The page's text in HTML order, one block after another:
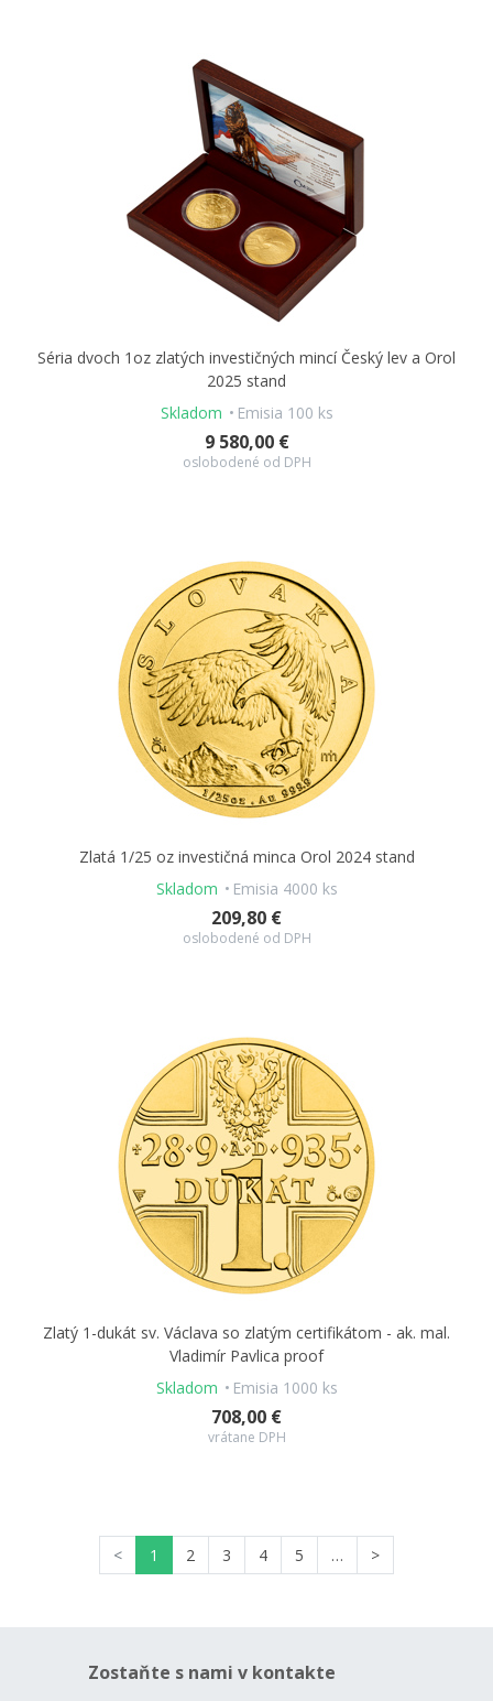
Séria dvoch 1oz zlatých investičných mincí Český lev a Orol
2025 stand
Skladom
Emisia 100 ks
9 580,00 €
oslobodené od DPH
Zlatá 1/25 oz investičná minca Orol 2024 stand
Skladom
Emisia 4000 ks
209,80 €
oslobodené od DPH
Zlatý 1-dukát sv. Václava so zlatým certifikátom - ak. mal.
Vladimír Pavlica proof
Skladom
Emisia 1000 ks
708,00 €
vrátane DPH
< 1 2 3 4 5 … >
Zostaňte s nami v kontakte